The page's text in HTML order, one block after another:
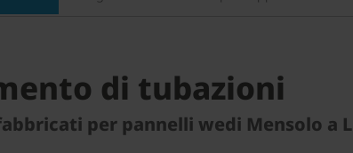
di tubazioni
per pannelli wedi Mensolo a